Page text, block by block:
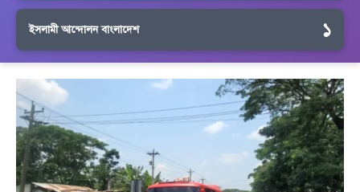
ইসলামী আন্দোলন বাংলাদেশ ১